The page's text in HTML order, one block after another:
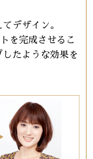
デザイン。
を完成させるこ
たような効果を